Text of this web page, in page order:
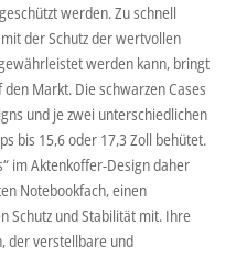
werden. Zu schnell
der Schutz der wertvollen
werden kann, bringt
Markt. Die schwarzen Cases
und je zwei unterschiedlichen
bis 15,6 oder 17,3 Zoll behütet.
im Aktenkoffer-Design daher
Notebookfach, einen
Schutz und Stabilität mit. Ihre
der verstellbare und